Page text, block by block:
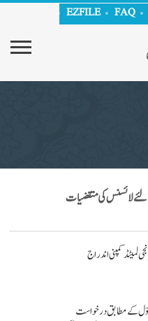
EZFILE FAQ
لائسنس کی متقضیات
لمیٹڈ کمپنی اندراج
کے مطابق درخواست